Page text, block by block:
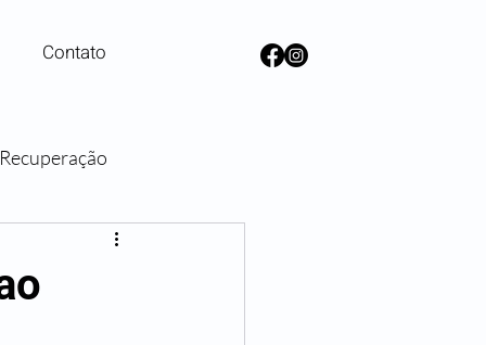
Contato
de Saúde